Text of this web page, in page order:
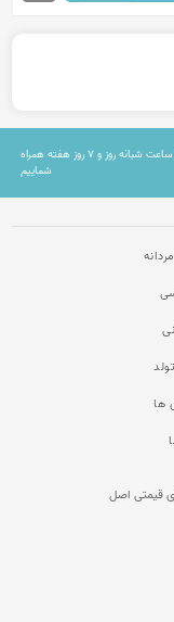
۲۴ ساعت شبانه روز و ۷ روز هفته همراه
شماییم
ها
قیمتی اصل